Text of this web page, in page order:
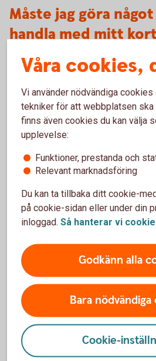
Måste jag göra
handla med mitt
Bankkort Business
Nya företagskort distribueras med
För att kortinnehavaren ska kunna
behöver kortet först aktiveras. Om
internetbank görs det där, annars
butik eller i någon av bankomats
Skulle ni inte vilja ha
internetbanken för företag.
Betalkort företag
När du får ditt kort är det öppet för
Behörig kontaktperson/
via business.card@entercard.com
stänga den anställdes kort för
utlandsköp.
Kortinnehavare av Betalkort
och stänga sitt kort för internetköp,
Våra cookies,
Vi använder nödvändiga
tekniker för att webbplatsen
finns även cookies du kan välja
upplevelse:
Funktioner, prestanda och
Relevant marknadsföring
Du kan ta tillbaka ditt cookie-
på cookie-sidan eller under din
inloggad. Så hanterar vi
Godkänn alla
Bara nödvändiga
Cookie-